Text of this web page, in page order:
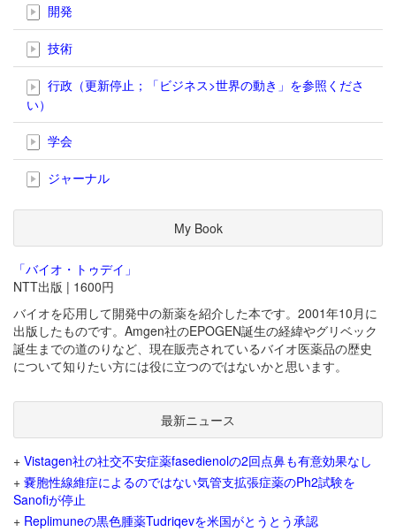
開発
技術
行政（更新停止；「ビジネス>世界の動き」を参照くださ
い）
学会
ジャーナル
My Book
「バイオ・トゥデイ」
NTT出版 | 1600円
バイオを応用して開発中の新薬を紹介した本です。2001年10月に
出版したものです。Amgen社のEPOGEN誕生の経緯やグリベック
誕生までの道のりなど、現在販売されているバイオ医薬品の歴史
について知りたい方には役に立つのではないかと思います。
最新ニュース
+ Vistagen社の社交不安症薬fasedienolの2回点鼻も有意効果なし
+ 嚢胞性線維症によるのではない気管支拡張症薬のPh2試験を
Sanofiが停止
+ Replimuneの黒色腫薬Tudriqevを米国がとうとう承認